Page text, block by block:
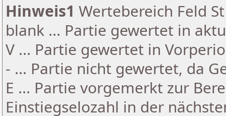
Hinweis1 Wertebereich Feld
blank ... Partie gewertet in
V ... Partie gewertet in
- ... Partie nicht gewertet, da
E ... Partie vorgemerkt zur
Einstiegselozahl in der